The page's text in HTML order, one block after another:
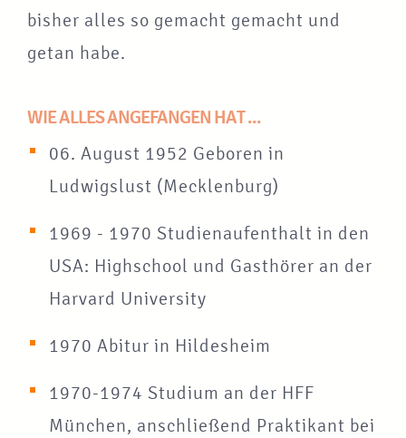
bisher alles so gemacht gemacht und
getan habe.
WIE ALLES ANGEFANGEN HAT ...
06. August 1952 Geboren in
Ludwigslust (Mecklenburg)
1969 - 1970 Studienaufenthalt in den
USA: Highschool und Gasthörer an der
Harvard University
1970 Abitur in Hildesheim
1970-1974 Studium an der HFF
München, anschließend Praktikant bei